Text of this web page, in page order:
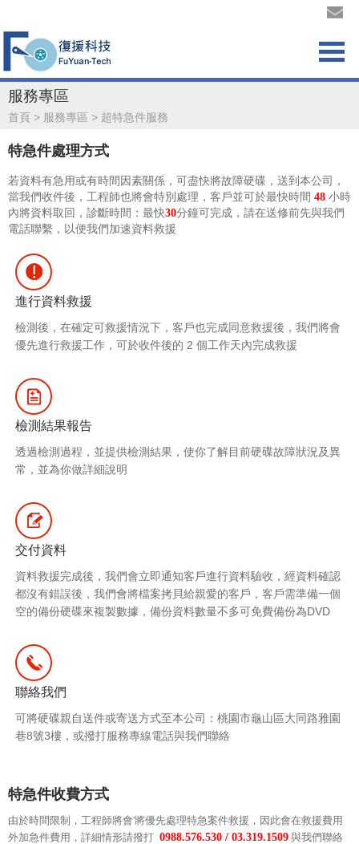
服務專區
首頁 > 服務專區 > 超特急件服務
特急件處理方式
若資料有急用或有時間因素關係，可盡快將故障硬碟，送到本公司，
當我們收件後，工程師也將會特別處理，客戶並可於最快時間 48 小時
內將資料取回，診斷時間：最快30分鐘可完成，請在送修前先與我們
電話聯繫，以便我們加速資料救援
進行資料救援
檢測後，在確定可救援情況下，客戶也完成同意救援後，我們將會
優先進行救援工作，可於收件後的 2 個工作天內完成救援
檢測結果報告
透過檢測過程，並提供檢測結果，使你了解目前硬碟故障狀況及異
常，並為你做詳細說明
交付資料
資料救援完成後，我們會立即通知客戶進行資料驗收，經資料確認
都沒有錯誤後，我們會將檔案拷貝給親愛的客戶，客戶需準備一個
空的備份硬碟來複製數據，備份資料數量不多可免費備份為DVD
聯絡我們
可將硬碟親自送件或寄送方式至本公司：桃園市龜山區大同路雅園
巷8號3樓，或撥打服務專線電話與我們聯絡
特急件收費方式
由於時間限制，工程師將會'將優先處理特急案件救援，因此會在救援費用
外加急件費用，詳細情形請撥打 0988.576.530 / 03.319.1509 與我們聯絡